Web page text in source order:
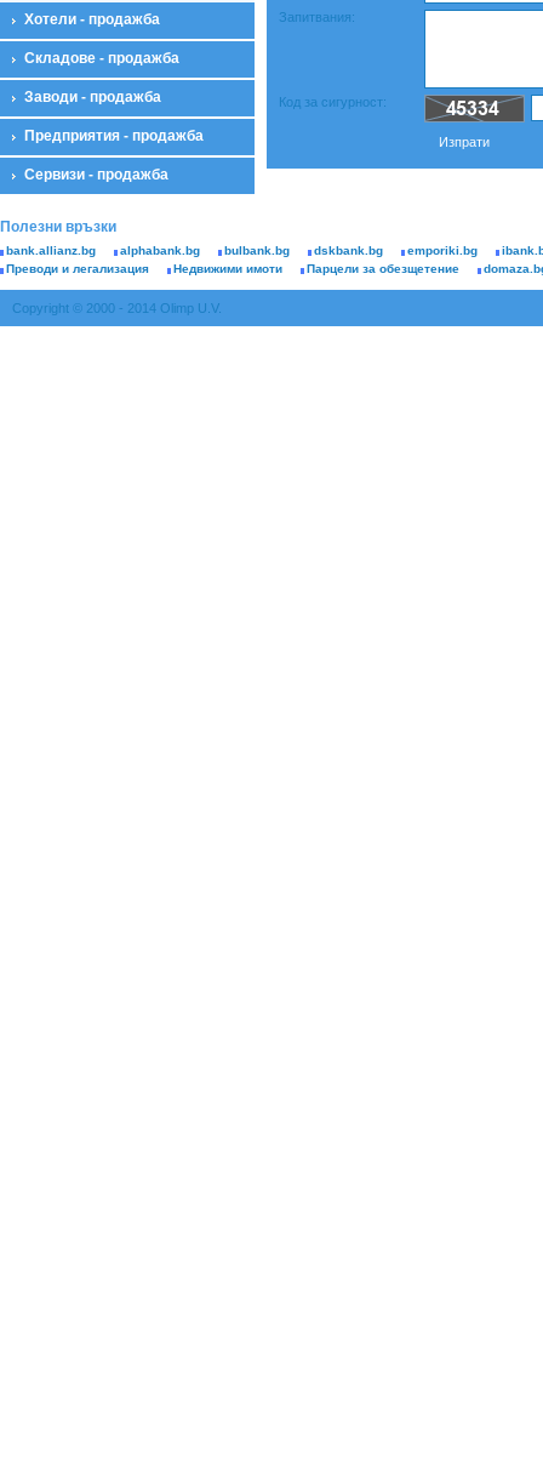
Хотели - продажба
Складове - продажба
Заводи - продажба
Предприятия - продажба
Сервизи - продажба
Запитвания:
Код за сигурност:
Изпрати
Полезни връзки
bank.allianz.bg alphabank.bg bulbank.bg dskbank.bg emporiki.bg
Преводи и легализация
Недвижими имоти Парцели за обезщетение
Copyright © 2000 - 2014 Olimp U.V.